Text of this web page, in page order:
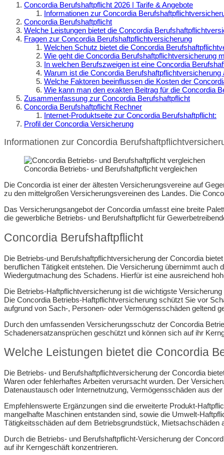
Concordia Berufshaftpflicht 2026 | Tarife & Angebote
Informationen zur Concordia
Concordia Berufshaftpflicht
Welche Leistungen bietet die Concordia
Fragen zur Concordia Berufshaftpflichtversicherung
Welchen Schutz bietet die Concordia
Wie geht die Concordia Berufshaftpflichtversicherung
In welchen Berufszweigen ist eine Concordia
Warum ist die Concordia
Welche Faktoren beeinflussen die Kosten der
Wie kann man den exakten Beitrag für die Concordia
Zusammenfassung zur Concordia Berufshaftpflicht
Concordia Berufshaftpflicht Rechner
Internet-Produktseite zur Concordia Berufshaftpflicht:
Profil der Concordia Versicherung
Informationen zur Concordia
Concordia Betriebs- und Berufshaftpflicht vergleichen
Die Concordia ist einer der ältesten Versicherungsvereine auf
zu den mittelgroßen Versicherungsvereinen des Landes. Die
Das Versicherungsangebot der Concordia umfasst eine breite
die gewerbliche Betriebs- und Berufshaftpflicht für
Concordia Berufshaftpflicht
Die Betriebs-und Berufshaftpflichtversicherung der Concordia
beruflichen Tätigkeit entstehen. Die Versicherung übernimmt
Wiedergutmachung des Schadens. Hierfür ist eine ausreichend
Die Betriebs-Haftpflichtversicherung ist die wichtigste
Die Concordia Betriebs-Haftpflichtversicherung schützt Sie vor
aufgrund von Sach-, Personen- oder Vermögensschäden geltend
Durch den umfassenden Versicherungsschutz der Concordia
Schadenersatzansprüchen geschützt und können sich auf ihr
Welche Leistungen bietet die Concordia
Die Betriebs- und Berufshaftpflichtversicherung der Concordia
Waren oder fehlerhaftes Arbeiten verursacht wurden. Der
Datenaustausch oder Internetnutzung, Vermögensschäden aus
Empfehlenswerte Ergänzungen sind die erweiterte Produkt-
mangelhafte Maschinen entstanden sind, sowie die Umwelt-
Tätigkeitsschäden auf dem Betriebsgrundstück,
Durch die Betriebs- und Berufshaftpflicht-Versicherung der
auf ihr Kerngeschäft konzentrieren.